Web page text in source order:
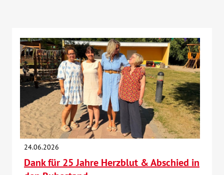
24.06.2026
Dank für 25 Jahre Herzblut & Abschied in